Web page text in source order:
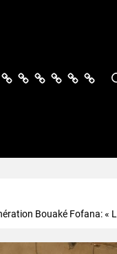
Technologie
DiversScience
Lifestyle
Opinions
Bouaké Fofana: «